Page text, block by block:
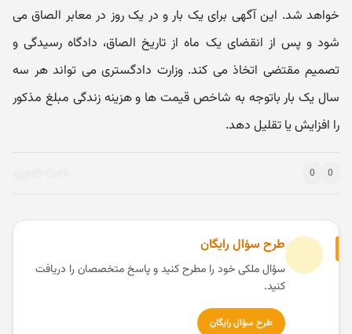
خواهد شد. این آگهی برای یک بار و در یک روز در معابر الصاق می
شود و پس از انقضای یک ماه از تاریخ الصاق، دادگاه رسیدگی و
تصمیم مقتضی اتخاذ می کند. وزارت دادگستری می تواند هر سه
سال یک بار باتوجه به شاخص قیمت ها و هزینه زندگی مبلغ مذکور
را افزایش یا تقلیل دهد.
0
0
طرح سؤال رایگان
سؤال ملکی خود را مطرح کنید و پاسخ متخصصان را دریافت
کنید.
طرح سؤال رایگان